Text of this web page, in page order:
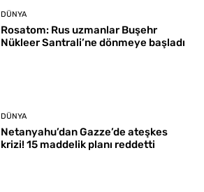
DÜNYA
Rosatom: Rus uzmanlar Buşehr
Nükleer Santrali’ne dönmeye başladı
DÜNYA
Netanyahu’dan Gazze’de ateşkes
krizi! 15 maddelik planı reddetti